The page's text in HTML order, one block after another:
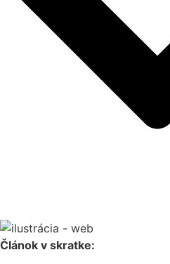
Článok v skratke: